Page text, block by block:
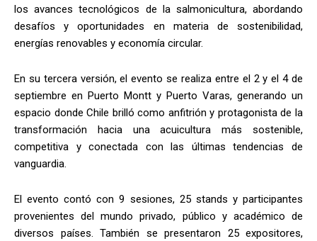
los avances tecnológicos de la salmonicultura, abordando
desafíos y oportunidades en materia de sostenibilidad,
energías renovables y economía circular.
En su tercera versión, el evento se realiza entre el 2 y el 4 de
septiembre en Puerto Montt y Puerto Varas, generando un
espacio donde Chile brilló como anfitrión y protagonista de la
transformación hacia una acuicultura más sostenible,
competitiva y conectada con las últimas tendencias de
vanguardia.
El evento contó con 9 sesiones, 25 stands y participantes
provenientes del mundo privado, público y académico de
diversos países. También se presentaron 25 expositores,